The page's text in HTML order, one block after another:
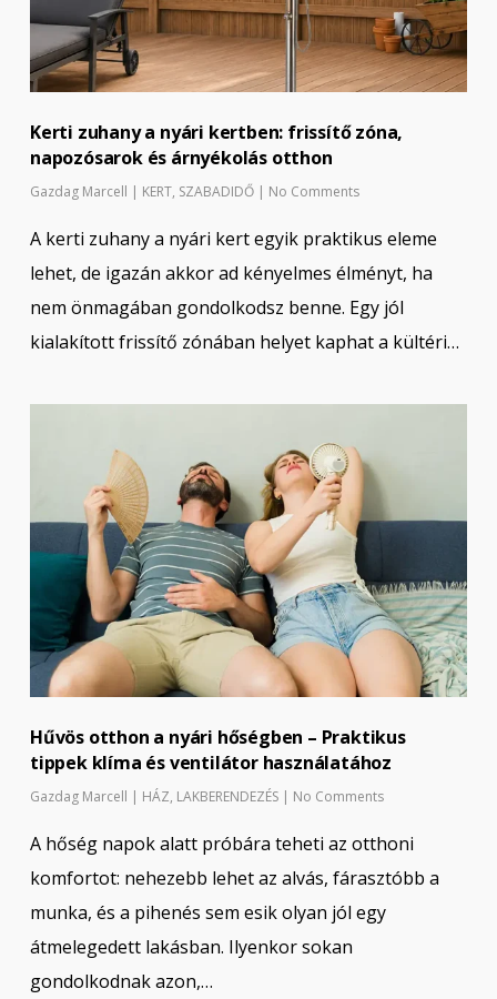
Kerti zuhany a nyári kertben: frissítő zóna,
napozósarok és árnyékolás otthon
Gazdag Marcell | KERT, SZABADIDŐ | No Comments
A kerti zuhany a nyári kert egyik praktikus eleme
lehet, de igazán akkor ad kényelmes élményt, ha
nem önmagában gondolkodsz benne. Egy jól
kialakított frissítő zónában helyet kaphat a kültéri…
Hűvös otthon a nyári hőségben – Praktikus
tippek klíma és ventilátor használatához
Gazdag Marcell | HÁZ, LAKBERENDEZÉS | No Comments
A hőség napok alatt próbára teheti az otthoni
komfortot: nehezebb lehet az alvás, fárasztóbb a
munka, és a pihenés sem esik olyan jól egy
átmelegedett lakásban. Ilyenkor sokan
gondolkodnak azon,…